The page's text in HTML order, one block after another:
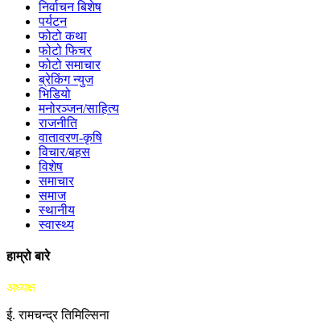
निर्वाचन बिशेष
पर्यटन
फोटो कथा
फोटो फिचर
फोटो समाचार
ब्रेकिंग न्युज
भिडियो
मनोरञ्जन/साहित्य
राजनीति
वातावरण-कृषि
विचार/बहस
विशेष
समाचार
समाज
स्थानीय
स्वास्थ्य
हाम्रो बारे
अध्यक्ष
ई. रामचन्द्र तिमिल्सिना